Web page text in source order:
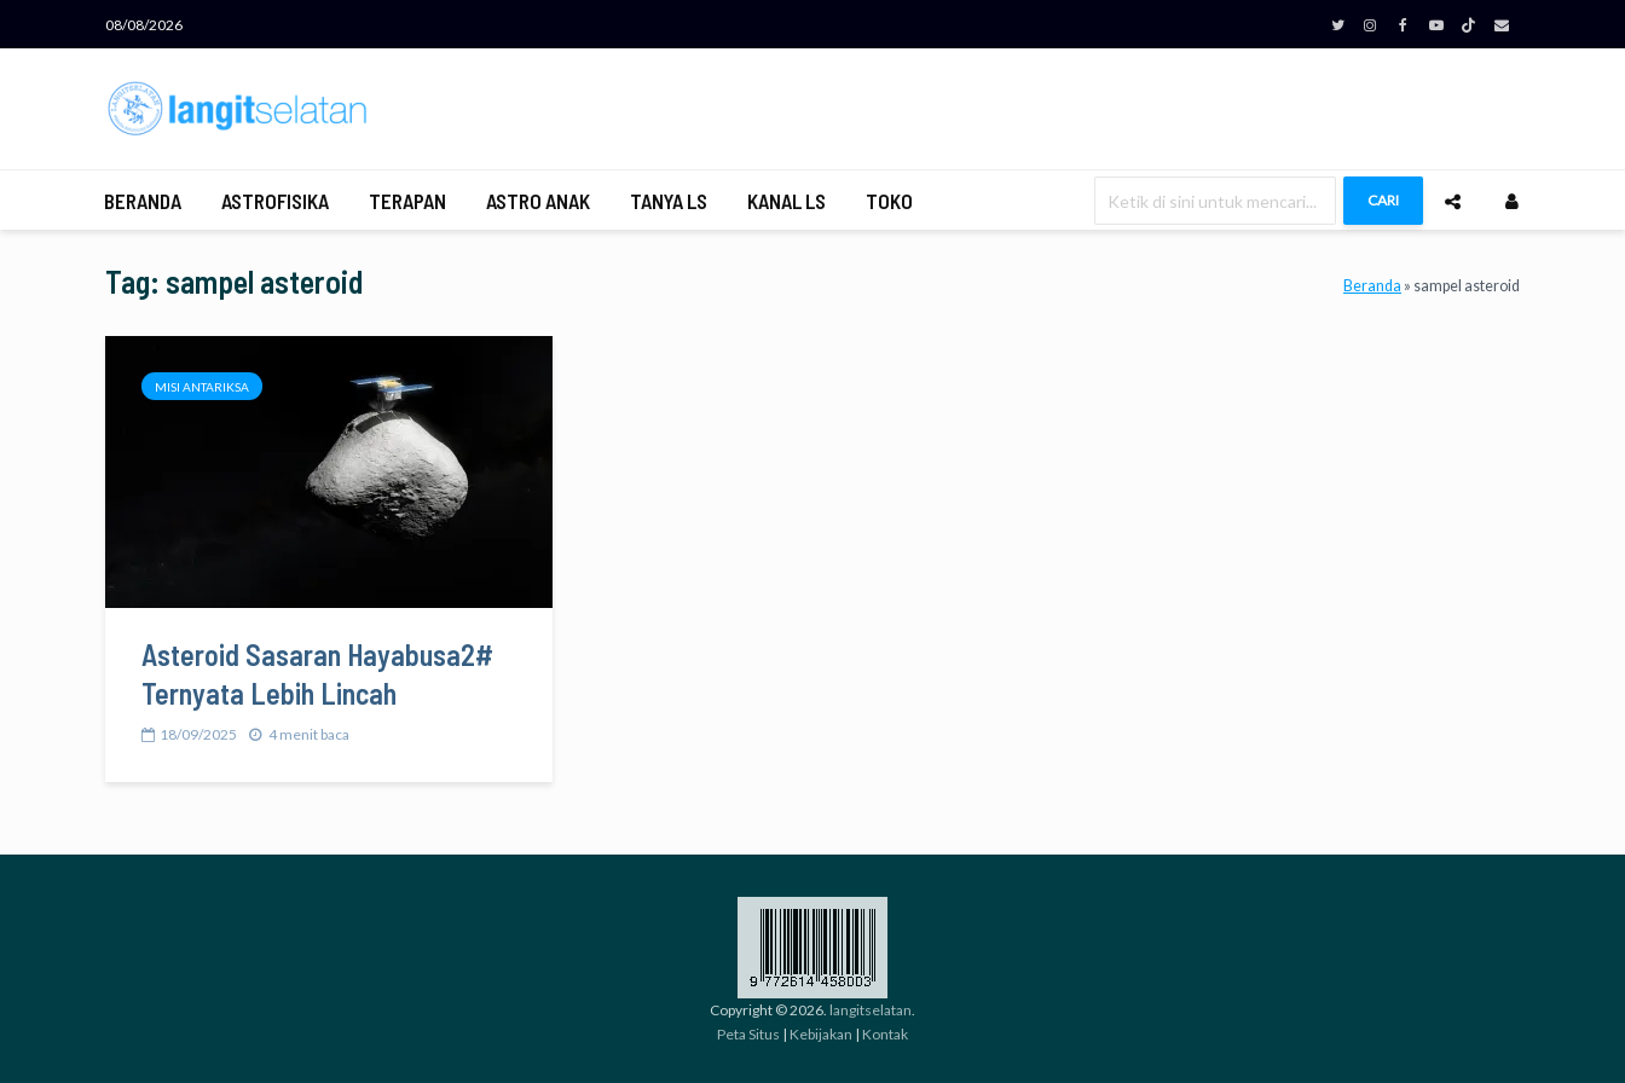
08/08/2026
BERANDA ASTROFISIKA TERAPAN ASTRO ANAK TANYA LS KANAL LS TOKO CARI
Tag: sampel asteroid Beranda » sampel asteroid
MISI ANTARIKSA
Asteroid Sasaran Hayabusa2#
Ternyata Lebih Lincah
18/09/2025 4 menit baca
Copyright © 2026. langitselatan.
Peta Situs | Kebijakan | Kontak